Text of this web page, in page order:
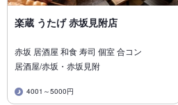
楽蔵 うたげ 赤坂見附店
赤坂 居酒屋 和食 寿司 個室 合コン
居酒屋/赤坂・赤坂見附
4001～5000円